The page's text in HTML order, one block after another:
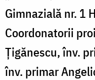
Gimnazială nr. 1
Coordonatorii
Țigănescu, înv.
înv. primar